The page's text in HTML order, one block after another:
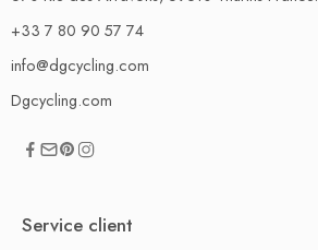
+33 7 80 90 57 74
info@dgcycling.com
Dgcycling.com
Service client